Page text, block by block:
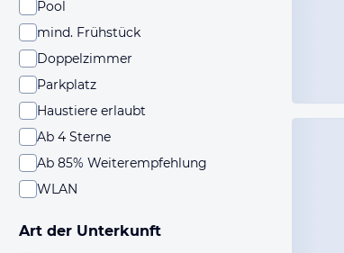
Pool
mind. Frühstück
Doppelzimmer
Parkplatz
Haustiere erlaubt
Ab 4 Sterne
Ab 85% Weiterempfehlung
WLAN
Art der Unterkunft